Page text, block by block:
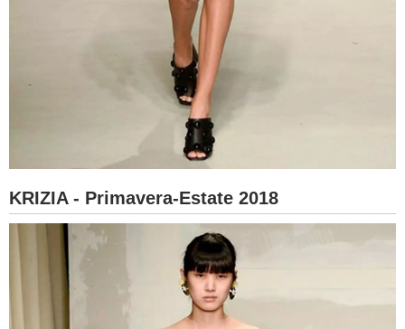
KRIZIA - Primavera-Estate 2018